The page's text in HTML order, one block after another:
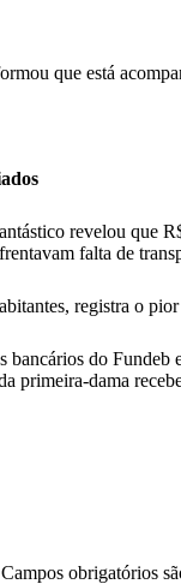
que está
revelou que
falta de
registra o
bancários do
primeira-dama
Campos obrigatórios